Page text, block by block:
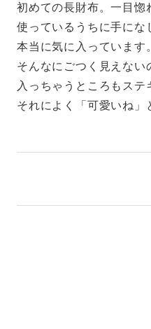
初めての長財布。一目惚
使っているうちに手にな
本当に気に入っています
そんなにごつく見えない
入っちゃうところもステ
それによく「可愛いね」